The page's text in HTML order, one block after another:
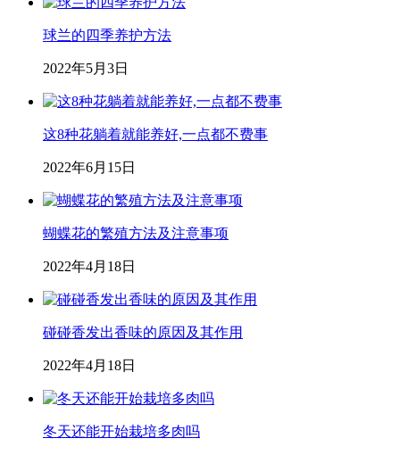
球兰的四季养护方法
2022年5月3日
这8种花躺着就能养好,一点都不费事
2022年6月15日
蝴蝶花的繁殖方法及注意事项
2022年4月18日
碰碰香发出香味的原因及其作用
2022年4月18日
冬天还能开始栽培多肉吗